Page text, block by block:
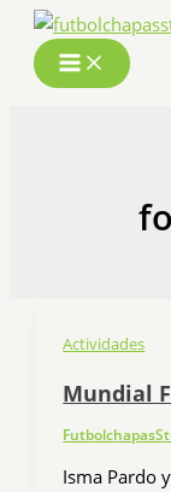
contenido
Actividades
Mundial
Isma Pardo